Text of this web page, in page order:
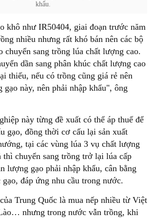
khẩu.
khô như IR50404, giai đoạn trước năm
nhiều nhưng rất khó bán nên các bộ
chuyển sang trồng lúa chất lượng cao.
dần sang phân khúc chất lượng cao
thiếu, nếu có trồng cũng giá rẻ nên
gạo này, nên phải nhập khẩu", ông
này từng đề xuất có thể áp thuế để
gạo, đồng thời cơ cấu lại sản xuất
tại các vùng lúa 3 vụ chất lượng
thì chuyển sang trồng trở lại lúa cấp
lượng gạo phải nhập khẩu, cân bằng
đáp ứng nhu cầu trong nước.
Trung Quốc là mua nếp nhiều từ Việt
nhưng trong nước vẫn trồng, khi